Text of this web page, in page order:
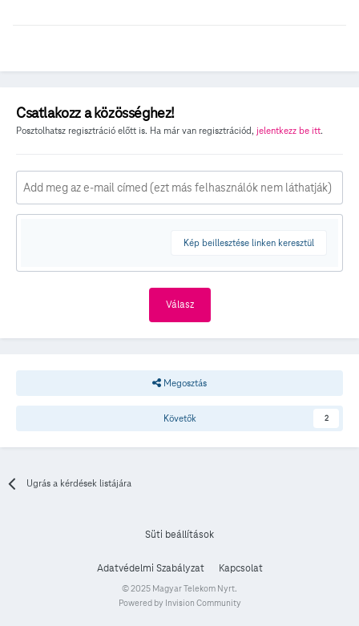
Csatlakozz a közösséghez!
Posztolhatsz regisztráció előtt is. Ha már van regisztrációd, jelentkezz be itt.
Kép beillesztése linken keresztül
Válasz
Megosztás
Követők 2
Ugrás a kérdések listájára
Süti beállítások
Adatvédelmi Szabályzat Kapcsolat
© 2025 Magyar Telekom Nyrt.
Powered by Invision Community